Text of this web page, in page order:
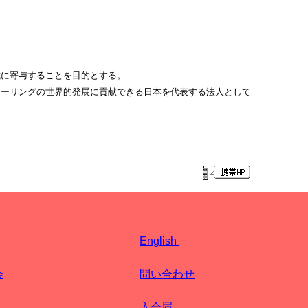
寄与することを目的とする。
リングの世界的発展に貢献できる日本を代表する法人として
English
問い合わせ